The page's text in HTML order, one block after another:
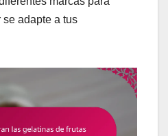
adapte a tus